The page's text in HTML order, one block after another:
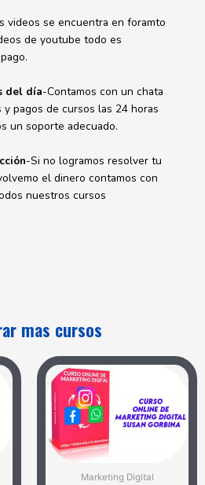
videos se encuentra en foramto
de youtube todo es
del día-Contamos con un chata
pagos de cursos las 24 horas
un soporte adecuado.
-Si no logramos resolver tu
el dinero contamos con
nuestros cursos
mas cursos
Marketing Digital